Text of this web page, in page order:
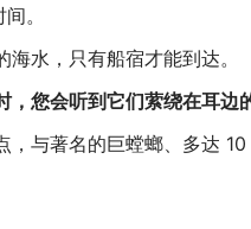
。
水，只有船宿才能到达。
您会听到它们萦绕在耳边
与著名的巨螳螂、多达